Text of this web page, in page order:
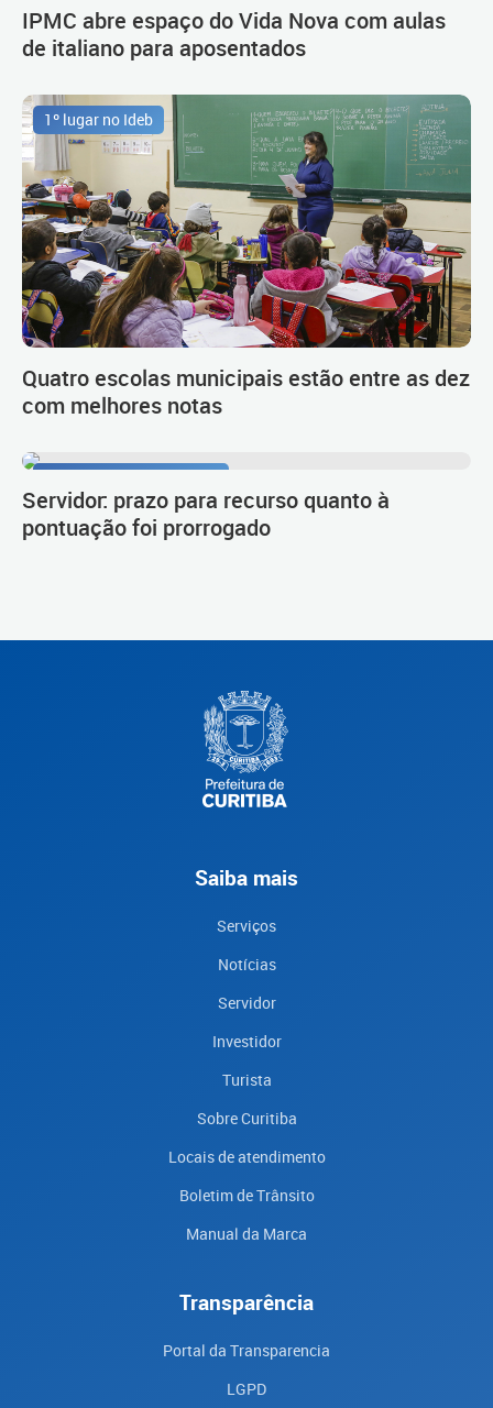
IPMC abre espaço do Vida Nova com aulas
de italiano para aposentados
1º lugar no Ideb
Quatro escolas municipais estão entre as dez
com melhores notas
Servidor: prazo para recurso quanto à
pontuação foi prorrogado
Saiba mais
Serviços
Notícias
Servidor
Investidor
Turista
Sobre Curitiba
Locais de atendimento
Boletim de Trânsito
Manual da Marca
Transparência
Portal da Transparencia
LGPD